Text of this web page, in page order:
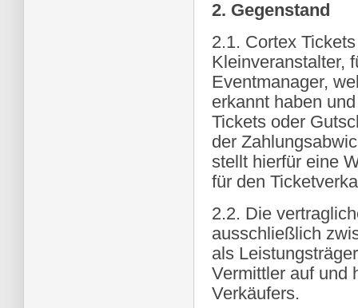
2. Gegenstand
2.1. Cortex
Kleinveranstalter,
Eventmanager,
erkannt haben
Tickets oder
der
stellt hierfür eine
für den
2.2. Die
ausschließlich
als
Vermittler auf und
Verkäufers.